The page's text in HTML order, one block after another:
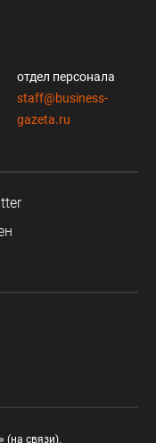
отдел персонала
staff@business-
gazeta.ru
(на связи).